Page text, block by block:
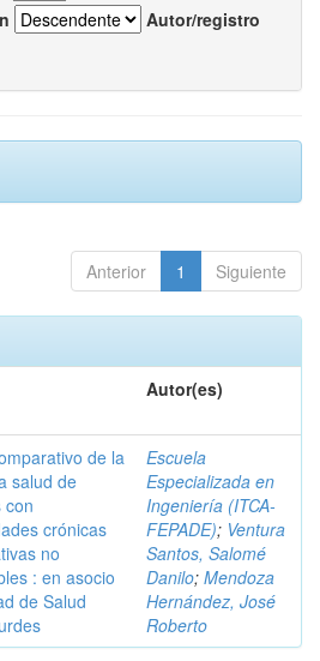
Autor/registro
Anterior 1 Siguiente
Autor(es)
de la
salud de
con
crónicas
no
: en asocio
de Salud
Escuela
Especializada en
Ingeniería (ITCA-
FEPADE); Ventura
Santos, Salomé
Danilo; Mendoza
Hernández, José
Roberto